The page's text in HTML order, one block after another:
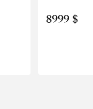
8999 $